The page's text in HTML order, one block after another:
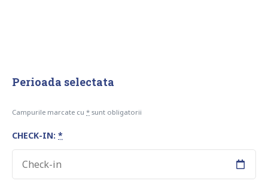
Perioada selectata
Campurile marcate cu * sunt obligatorii
CHECK-IN: *